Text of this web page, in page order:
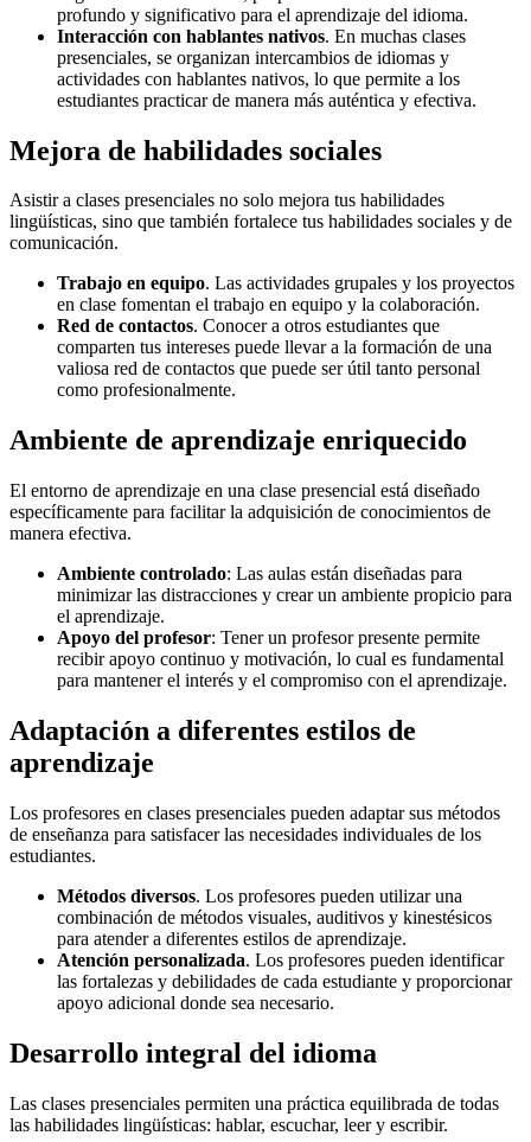
profundo y significativo para el aprendizaje del idioma.
Interacción con hablantes nativos. En muchas clases
presenciales, se organizan intercambios de idiomas y
actividades con hablantes nativos, lo que permite a los
estudiantes practicar de manera más auténtica y efectiva.
Mejora de habilidades sociales
Asistir a clases presenciales no solo mejora tus habilidades
lingüísticas, sino que también fortalece tus habilidades sociales y de
comunicación.
Trabajo en equipo. Las actividades grupales y los proyectos
en clase fomentan el trabajo en equipo y la colaboración.
Red de contactos. Conocer a otros estudiantes que
comparten tus intereses puede llevar a la formación de una
valiosa red de contactos que puede ser útil tanto personal
como profesionalmente.
Ambiente de aprendizaje enriquecido
El entorno de aprendizaje en una clase presencial está diseñado
específicamente para facilitar la adquisición de conocimientos de
manera efectiva.
Ambiente controlado: Las aulas están diseñadas para
minimizar las distracciones y crear un ambiente propicio para
el aprendizaje.
Apoyo del profesor: Tener un profesor presente permite
recibir apoyo continuo y motivación, lo cual es fundamental
para mantener el interés y el compromiso con el aprendizaje.
Adaptación a diferentes estilos de
aprendizaje
Los profesores en clases presenciales pueden adaptar sus métodos
de enseñanza para satisfacer las necesidades individuales de los
estudiantes.
Métodos diversos. Los profesores pueden utilizar una
combinación de métodos visuales, auditivos y kinestésicos
para atender a diferentes estilos de aprendizaje.
Atención personalizada. Los profesores pueden identificar
las fortalezas y debilidades de cada estudiante y proporcionar
apoyo adicional donde sea necesario.
Desarrollo integral del idioma
Las clases presenciales permiten una práctica equilibrada de todas
las habilidades lingüísticas: hablar, escuchar, leer y escribir.